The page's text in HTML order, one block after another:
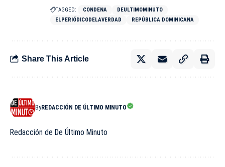
TAGGED: CONDENA
DEULTIMOMINUTO
ELPERIÓDICODELAVERDAD
REPÚBLICA DOMINICANA
Share This Article
ByREDACCIÓN DE ÚLTIMO MINUTO
Redacción de De Último Minuto